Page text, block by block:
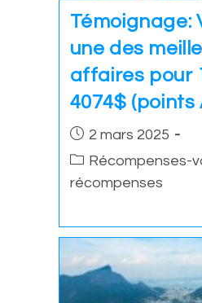
Témoignage:
une des
affaires pour
4074$ (points
Post2 mars 2025
PostRécompenses-
récompenses